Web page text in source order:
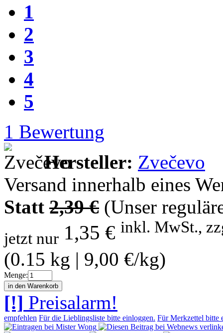
1
2
3
4
5
1 Bewertung
Hersteller: Zvečevo
Versand innerhalb eines
Statt 2,39 € (Unser
jetzt nur 1,35 € inkl. MwSt.,
(0.15 kg | 9,00 €/kg)
Menge:
[!] Preisalarm!
empfehlen Für die Lieblingsliste bitte einloggen. Für Merkzettel bitte